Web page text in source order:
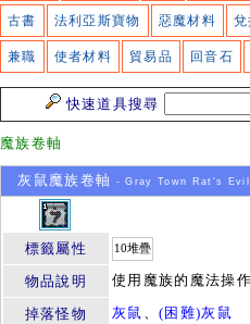
古書 法利亞斯寶物 惡魔材料
兼職 使者材料 貿易品 回音石
快速道具搜尋
魔族卷軸
灰鼠魔族卷軸 - Gray Town Rat's
標籤屬性 10堆疊
物品說明 使用魔族的魔法操
掉落怪物 灰鼠 、(困難)灰鼠